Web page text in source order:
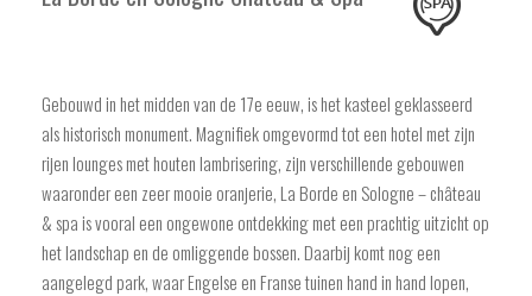
Gebouwd in het midden van de 17e eeuw, is het kasteel geklasseerd
als historisch monument. Magnifiek omgevormd tot een hotel met zijn
rijen lounges met houten lambrisering, zijn verschillende gebouwen
waaronder een zeer mooie oranjerie, La Borde en Sologne – château
& spa is vooral een ongewone ontdekking met een prachtig uitzicht op
het landschap en de omliggende bossen. Daarbij komt nog een
aangelegd park, waar Engelse en Franse tuinen hand in hand lopen,